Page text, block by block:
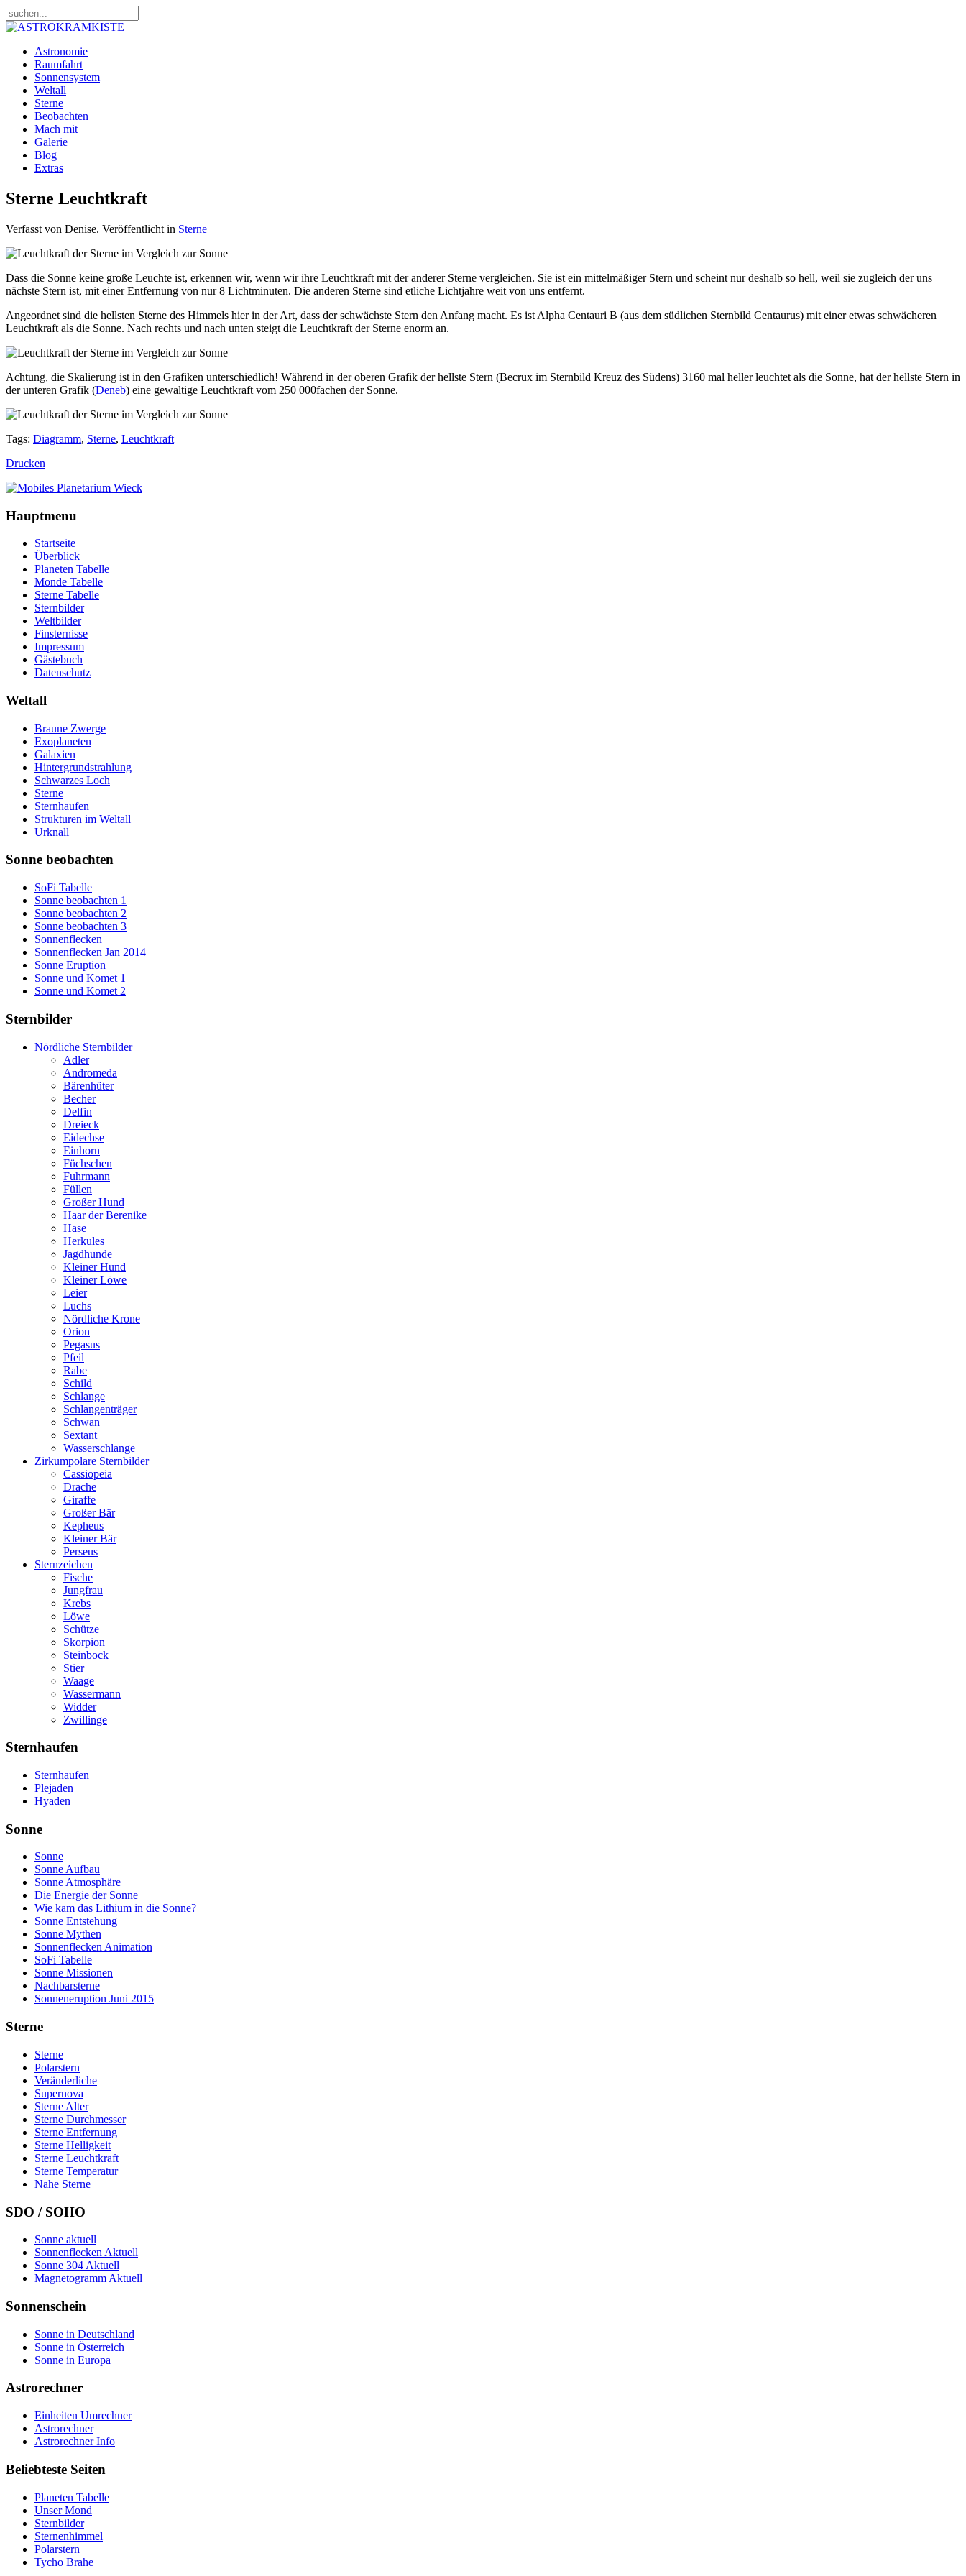
Astronomie
Raumfahrt
Sonnensystem
Weltall
Sterne
Beobachten
Mach mit
Galerie
Blog
Extras
Sterne Leuchtkraft
Verfasst von Denise. Veröffentlicht in Sterne
Dass die Sonne keine große Leuchte ist, erkennen wir, wenn wir ihre Leuchtkraft mit der anderer Sterne vergleichen. Sie ist ein mittelmäßiger Stern und scheint nur deshalb so hell, weil sie zugleich der uns
nächste Stern ist, mit einer Entfernung von nur 8 Lichtminuten. Die anderen Sterne sind etliche Lichtjahre weit von uns entfernt.
Angeordnet sind die hellsten Sterne des Himmels hier in der Art, dass der schwächste Stern den Anfang macht. Es ist Alpha Centauri B (aus dem südlichen Sternbild Centaurus) mit einer etwas schwächeren
Leuchtkraft als die Sonne. Nach rechts und nach unten steigt die Leuchtkraft der Sterne enorm an.
Achtung, die Skalierung ist in den Grafiken unterschiedlich! Während in der oberen Grafik der hellste Stern (Becrux im Sternbild Kreuz des Südens) 3160 mal heller leuchtet als die Sonne, hat der hellste Stern in
der unteren Grafik (Deneb) eine gewaltige Leuchtkraft vom 250 000fachen der Sonne.
Tags: Diagramm, Sterne, Leuchtkraft
Drucken
Hauptmenu
Startseite
Überblick
Planeten Tabelle
Monde Tabelle
Sterne Tabelle
Sternbilder
Weltbilder
Finsternisse
Impressum
Gästebuch
Datenschutz
Weltall
Braune Zwerge
Exoplaneten
Galaxien
Hintergrundstrahlung
Schwarzes Loch
Sterne
Sternhaufen
Strukturen im Weltall
Urknall
Sonne beobachten
SoFi Tabelle
Sonne beobachten 1
Sonne beobachten 2
Sonne beobachten 3
Sonnenflecken
Sonnenflecken Jan 2014
Sonne Eruption
Sonne und Komet 1
Sonne und Komet 2
Sternbilder
Nördliche Sternbilder
Adler
Andromeda
Bärenhüter
Becher
Delfin
Dreieck
Eidechse
Einhorn
Füchschen
Fuhrmann
Füllen
Großer Hund
Haar der Berenike
Hase
Herkules
Jagdhunde
Kleiner Hund
Kleiner Löwe
Leier
Luchs
Nördliche Krone
Orion
Pegasus
Pfeil
Rabe
Schild
Schlange
Schlangenträger
Schwan
Sextant
Wasserschlange
Zirkumpolare Sternbilder
Cassiopeia
Drache
Giraffe
Großer Bär
Kepheus
Kleiner Bär
Perseus
Sternzeichen
Fische
Jungfrau
Krebs
Löwe
Schütze
Skorpion
Steinbock
Stier
Waage
Wassermann
Widder
Zwillinge
Sternhaufen
Sternhaufen
Plejaden
Hyaden
Sonne
Sonne
Sonne Aufbau
Sonne Atmosphäre
Die Energie der Sonne
Wie kam das Lithium in die Sonne?
Sonne Entstehung
Sonne Mythen
Sonnenflecken Animation
SoFi Tabelle
Sonne Missionen
Nachbarsterne
Sonneneruption Juni 2015
Sterne
Sterne
Polarstern
Veränderliche
Supernova
Sterne Alter
Sterne Durchmesser
Sterne Entfernung
Sterne Helligkeit
Sterne Leuchtkraft
Sterne Temperatur
Nahe Sterne
SDO / SOHO
Sonne aktuell
Sonnenflecken Aktuell
Sonne 304 Aktuell
Magnetogramm Aktuell
Sonnenschein
Sonne in Deutschland
Sonne in Österreich
Sonne in Europa
Astrorechner
Einheiten Umrechner
Astrorechner
Astrorechner Info
Beliebteste Seiten
Planeten Tabelle
Unser Mond
Sternbilder
Sternenhimmel
Polarstern
Tycho Brahe